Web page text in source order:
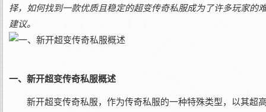
择，如何找到一款优质且稳定的超变传奇私服成为了许多玩家
建议。
一、新开超变传奇私服概述
新开超变传奇私服，作为传奇私服的一种特殊类型，以其超